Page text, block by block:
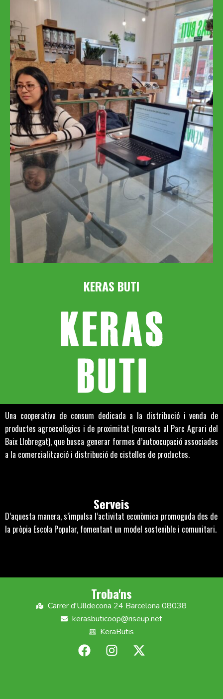
KERAS BUTI
Una cooperativa de consum dedicada a la distribució i venda de
productes agroecològics i de proximitat (conreats al Parc Agrari del
Baix Llobregat), que busca generar formes d’autoocupació associades
a la comercialització i distribució de cistelles de productes.
Serveis
D’aquesta manera, s’impulsa l’activitat econòmica promoguda des de
la pròpia Escola Popular, fomentant un model sostenible i comunitari.
Troba'ns
Carrer d'Ulldecona 24 Barcelona 08038
kerasbuticoop@riseup.net
KeraButis